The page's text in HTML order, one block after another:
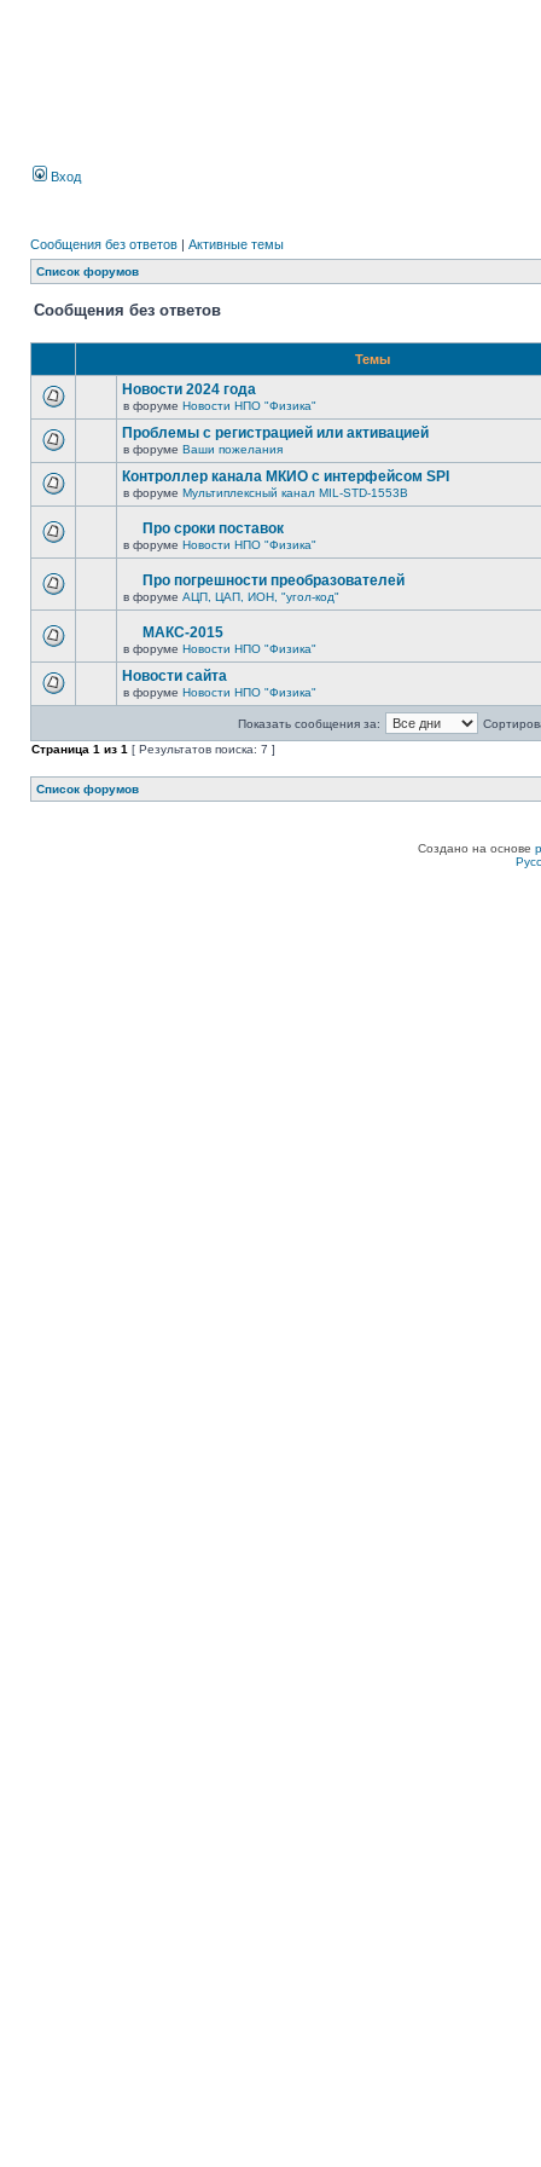
Вход
Сообщения без ответов | Активные темы
Список форумов
Сообщения без ответов
Темы
Новости 2024 года
в форуме Новости НПО "Физика"
Проблемы с регистрацией или активацией
в форуме Ваши пожелания
Контроллер канала МКИО с интерфейсом SPI
в форуме Мультиплексный канал MIL-STD-1553B
Про сроки поставок
в форуме Новости НПО "Физика"
Про погрешности преобразователей
в форуме АЦП, ЦАП, ИОН, "угол-код"
МАКС-2015
в форуме Новости НПО "Физика"
Новости сайта
в форуме Новости НПО "Физика"
Показать сообщения за:
Страница 1 из 1 [ Результатов поиска: 7 ]
Список форумов
Создано на основе